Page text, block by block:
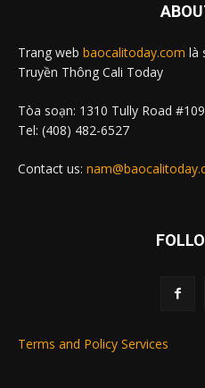
Trang web baocalitoday.com là
Truyền Thông Cali Today
Tòa soạn: 1310 Tully Road
Tel: (408) 482-6527
Contact us:
Terms and Policy Services